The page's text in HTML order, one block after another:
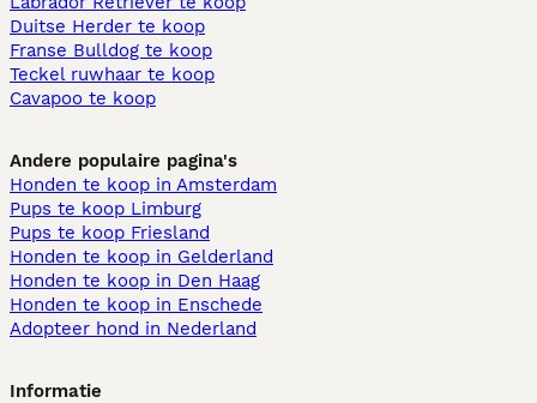
Duitse Herder te koop
Franse Bulldog te koop
Teckel ruwhaar te koop
Cavapoo te koop
Andere populaire pagina's
Honden te koop in Amsterdam
Pups te koop Limburg​
Pups te koop Friesland​
Honden te koop in Gelderland
Honden te koop in Den Haag
Honden te koop in Enschede
Adopteer hond in Nederland
Informatie